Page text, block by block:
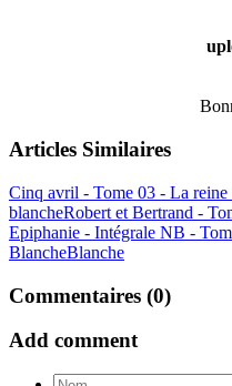
Articles Similaires
Cinq avril - Tome 03 - La reine
blancheRobert et Bertrand -
Epiphanie - Intégrale NB -
BlancheBlanche
Commentaires (0)
Add comment